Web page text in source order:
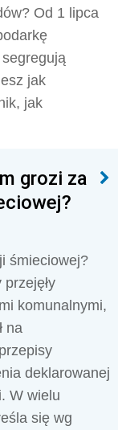
Od 1 lipca
jak
jak
grozi za
śmieciowej?
komunalnymi,
na
deklarowanej
W wielu
się wg